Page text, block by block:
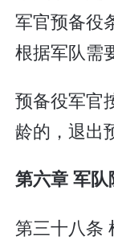
军官预备役
根据军队需
预备役军官
龄的，退出
第六章 军
第三十八条